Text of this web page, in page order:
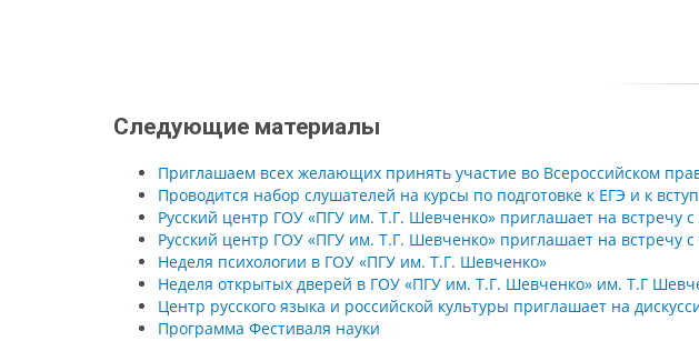
Следующие материалы
Приглашаем всех желающих принять участие во Всероссийском
Проводится набор слушателей на курсы по подготовке к ЕГЭ и к
Русский центр ГОУ «ПГУ им. Т.Г. Шевченко» приглашает на встречу
Русский центр ГОУ «ПГУ им. Т.Г. Шевченко» приглашает на встречу
Неделя психологии в ГОУ «ПГУ им. Т.Г. Шевченко»
Неделя открытых дверей в ГОУ «ПГУ им. Т.Г. Шевченко» им. Т.Г
Центр русского языка и российской культуры приглашает на
Программа Фестиваля науки